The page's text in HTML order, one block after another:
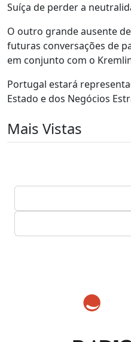
Suíça de perder a
O outro grande ausente
futuras conversações de
em conjunto com o
Portugal estará
Estado e dos Negócios
Mais Vistas